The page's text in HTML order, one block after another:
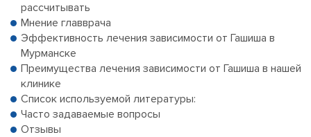
рассчитывать
Мнение главврача
Эффективность лечения зависимости от Гашиша в
Мурманске
Преимущества лечения зависимости от Гашиша в нашей
клинике
Список используемой литературы:
Часто задаваемые вопросы
Отзывы